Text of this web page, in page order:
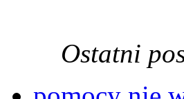
Ostatni